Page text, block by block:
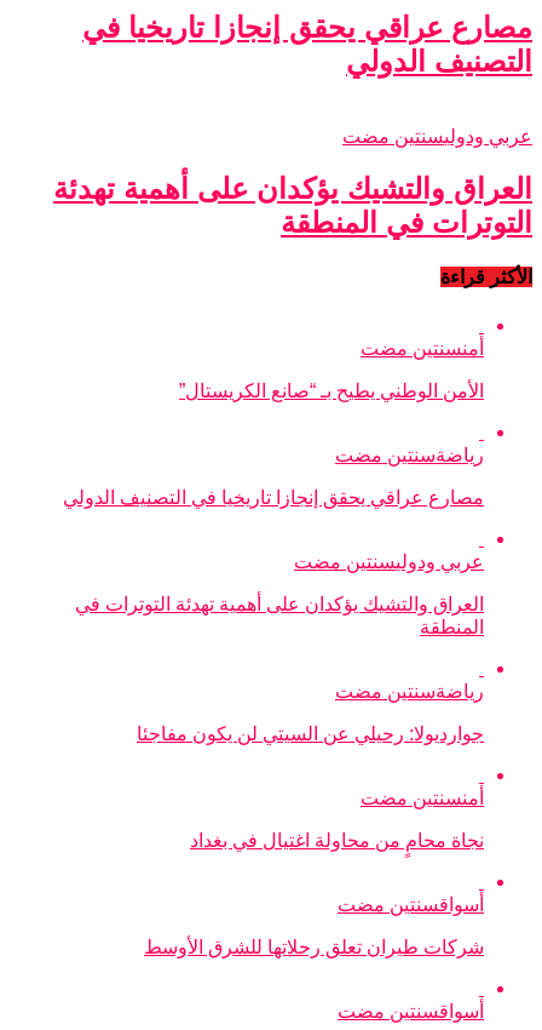
مصارع عراقي يحقق إنجازا تاريخيا في
التصنيف الدولي
عربي ودوليسنتين مضت
العراق والتشيك يؤكدان على أهمية تهدئة
التوترات في المنطقة
الأكثر قراءة
أمنسنتين مضت
الأمن الوطني يطيح بـ “صانع الكريستال”
رياضةسنتين مضت
مصارع عراقي يحقق إنجازا تاريخيا في التصنيف الدولي
عربي ودوليسنتين مضت
العراق والتشيك يؤكدان على أهمية تهدئة التوترات في
المنطقة
رياضةسنتين مضت
جوارديولا: رحيلي عن السيتي لن يكون مفاجئا
أمنسنتين مضت
نجاة محامٍ من محاولة اغتيال في بغداد
أسواقسنتين مضت
شركات طيران تعلق رحلاتها للشرق الأوسط
أسواقسنتين مضت